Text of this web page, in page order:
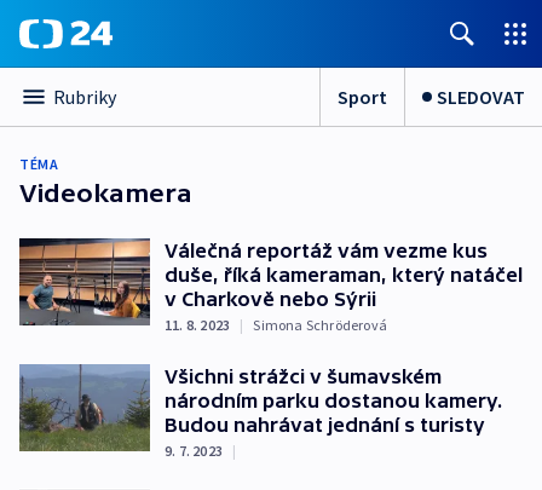
Rubriky Sport SLEDOVAT
TÉMA
Videokamera
Válečná reportáž vám vezme kus
duše, říká kameraman, který natáčel
v Charkově nebo Sýrii
11. 8. 2023 | Simona Schröderová
Všichni strážci v šumavském
národním parku dostanou kamery.
Budou nahrávat jednání s turisty
9. 7. 2023 |